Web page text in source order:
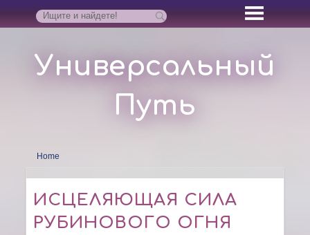
Универсальный
Путь
Home
ИСЦЕЛЯЮЩАЯ СИЛА
РУБИНОВОГО ОГНЯ